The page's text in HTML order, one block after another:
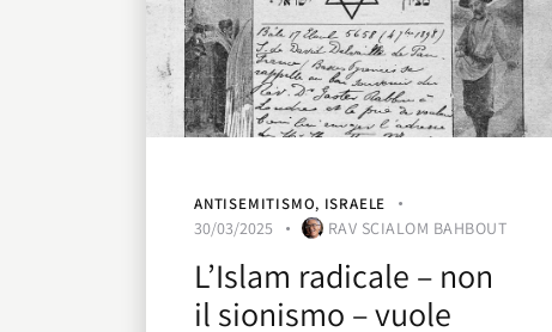
ANTISEMITISMO, ISRAELE
30/03/2025 RAV SCIALOM BAHBOUT
L’Islam radicale – non
il sionismo – vuole